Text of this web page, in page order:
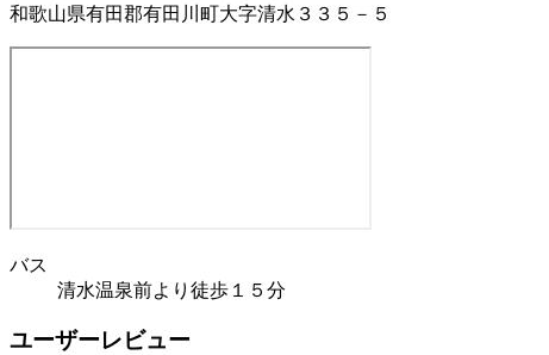
和歌山県有田郡有田川町大字清水３３５－５
バス
清水温泉前より徒歩１５分
ユーザーレビュー